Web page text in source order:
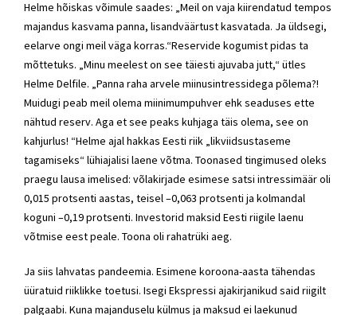
Helme hõiskas võimule saades: „Meil on vaja kiirendatud tempos
majandus kasvama panna, lisandväärtust kasvatada. Ja üldsegi,
eelarve ongi meil väga korras.“Reservide kogumist pidas ta
mõttetuks. „Minu meelest on see täiesti ajuvaba jutt,“ ütles
Helme Delfile. „Panna raha arvele miinusintressidega põlema?!
Muidugi peab meil olema miinimumpuhver ehk seaduses ette
nähtud reserv. Aga et see peaks kuhjaga täis olema, see on
kahjurlus! “Helme ajal hakkas Eesti riik „likviidsustaseme
tagamiseks“ lühiajalisi laene võtma. Toonased tingimused oleks
praegu lausa imelised: võlakirjade esimese satsi intressimäär oli
0,015 protsenti aastas, teisel –0,063 protsenti ja kolmandal
koguni –0,19 protsenti. Investorid maksid Eesti riigile laenu
võtmise eest peale. Toona oli rahatrüki aeg.
Ja siis lahvatas pandeemia. Esimene koroona-aasta tähendas
üüratuid riiklikke toetusi. Isegi Ekspressi ajakirjanikud said riigilt
palgaabi. Kuna majanduselu külmus ja maksud ei laekunud